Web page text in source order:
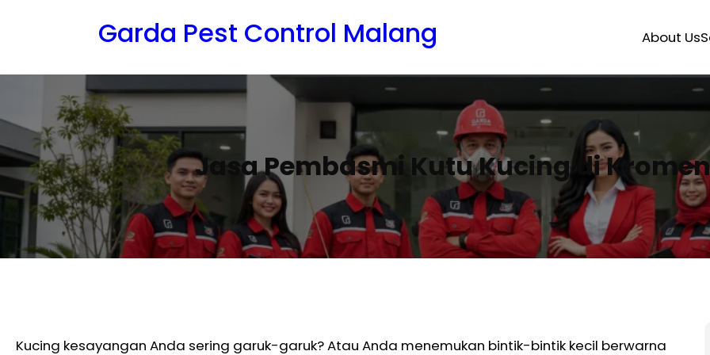
Garda Pest Control Malang About Us
Jasa Pembasmi Kutu Kucing di
Kucing kesayangan Anda sering garuk-garuk? Atau Anda menemukan bintik-bintik kecil berwarna